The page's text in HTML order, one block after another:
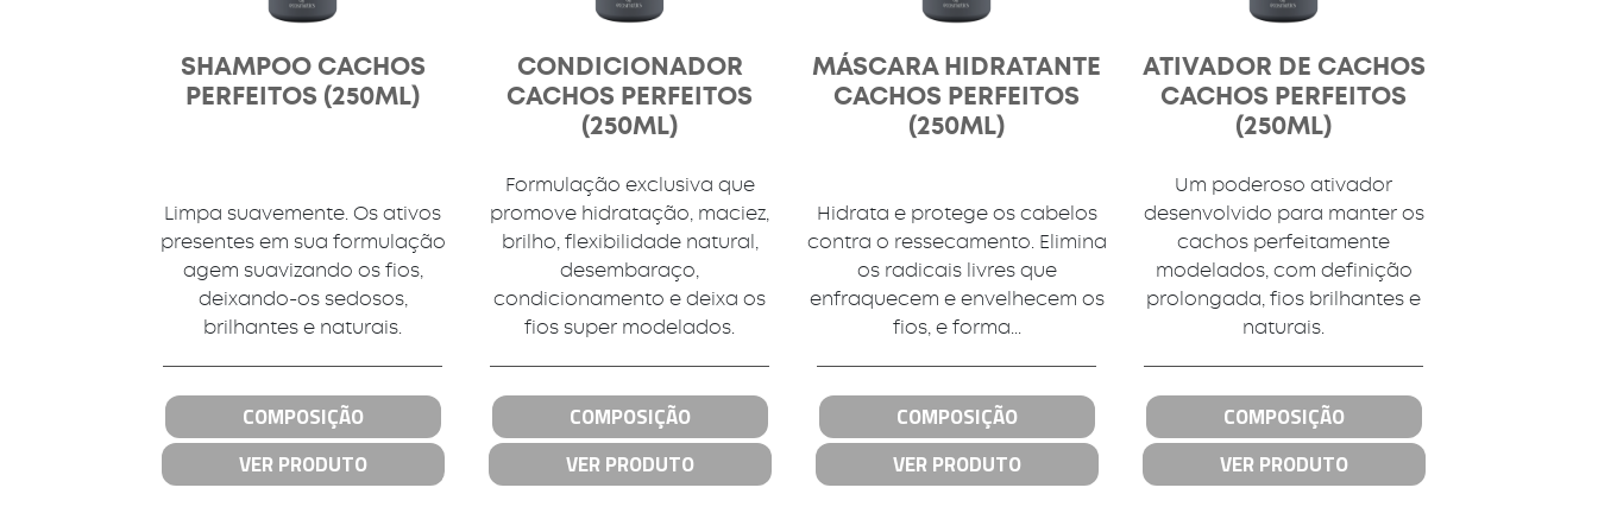
SHAMPOO CACHOS
PERFEITOS (250ML)
Limpa suavemente. Os ativos
presentes em sua formulação
agem suavizando os fios,
deixando-os sedosos,
brilhantes e naturais.
COMPOSIÇÃO
VER PRODUTO
CONDICIONADOR
CACHOS PERFEITOS
(250ML)
Formulação exclusiva que
promove hidratação, maciez,
brilho, flexibilidade natural,
desembaraço,
condicionamento e deixa os
fios super modelados.
COMPOSIÇÃO
VER PRODUTO
MÁSCARA HIDRATANTE
CACHOS PERFEITOS
(250ML)
Hidrata e protege os cabelos
contra o ressecamento. Elimina
os radicais livres que
enfraquecem e envelhecem os
fios, e forma...
COMPOSIÇÃO
VER PRODUTO
ATIVADOR DE CACHOS
CACHOS PERFEITOS
(250ML)
Um poderoso ativador
desenvolvido para manter os
cachos perfeitamente
modelados, com definição
prolongada, fios brilhantes e
naturais.
COMPOSIÇÃO
VER PRODUTO